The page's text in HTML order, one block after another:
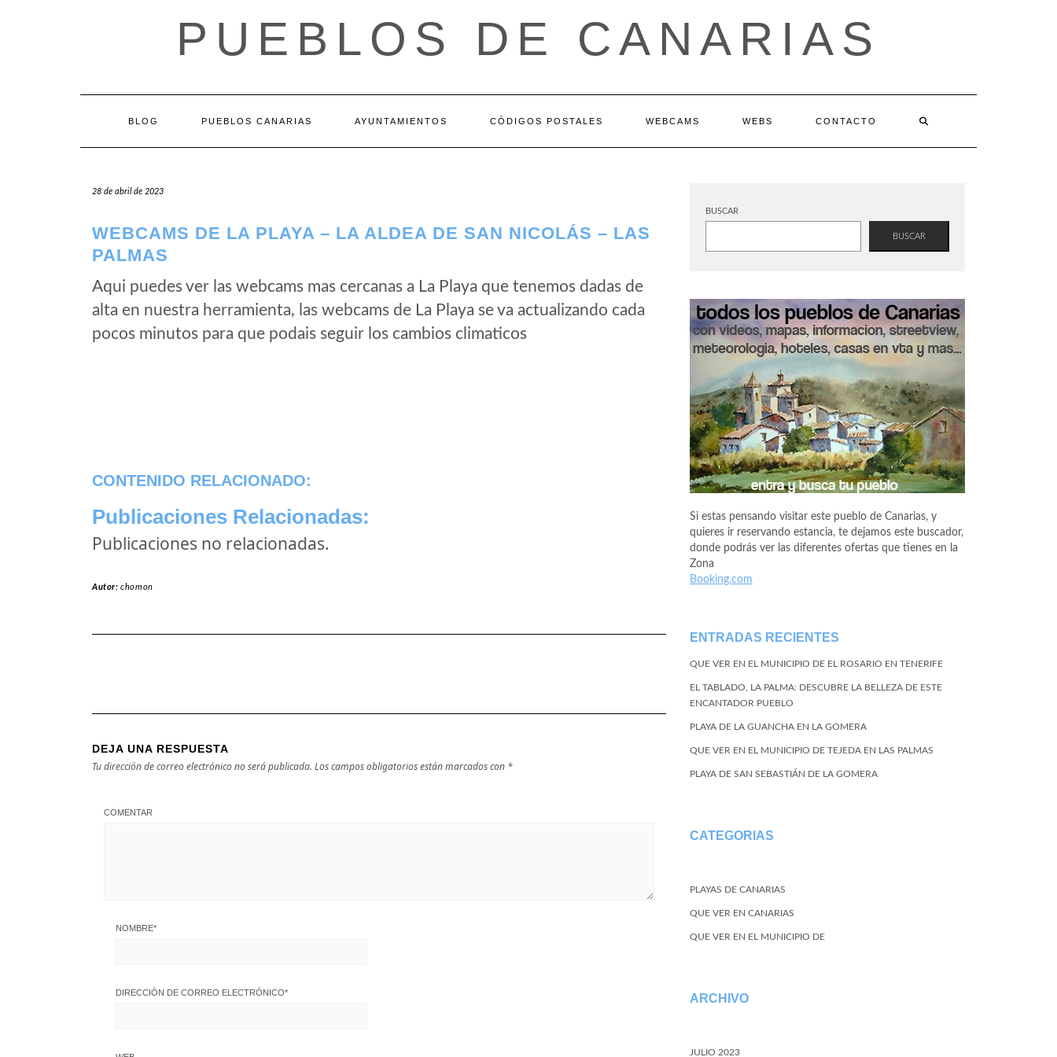
PUEBLOS DE CANARIAS
BLOG PUEBLOS CANARIAS AYUNTAMIENTOS CÓDIGOS POSTALES WEBCAMS WEBS CONTACTO
28 de abril de 2023
WEBCAMS DE LA PLAYA – LA ALDEA DE SAN NICOLÁS – LAS
PALMAS
Aqui puedes ver las webcams mas cercanas a La Playa que tenemos dadas de
alta en nuestra herramienta, las webcams de La Playa se va actualizando cada
pocos minutos para que podais seguir los cambios climaticos
CONTENIDO RELACIONADO:
Publicaciones Relacionadas:
Publicaciones no relacionadas.
Autor:chomon
DEJA UNA RESPUESTA
Tu dirección de correo electrónico no será publicada. Los campos obligatorios están marcados con *
COMENTAR
NOMBRE*
DIRECCIÓN DE CORREO ELECTRÓNICO*
BUSCAR
BUSCAR
Si estas pensando visitar este pueblo de Canarias, y
quieres ir reservando estancia, te dejamos este buscador,
donde podrás ver las diferentes ofertas que tienes en la
Zona
Booking.com
ENTRADAS RECIENTES
QUE VER EN EL MUNICIPIO DE EL ROSARIO EN TENERIFE
EL TABLADO, LA PALMA: DESCUBRE LA BELLEZA DE ESTE
ENCANTADOR PUEBLO
PLAYA DE LA GUANCHA EN LA GOMERA
QUE VER EN EL MUNICIPIO DE TEJEDA EN LAS PALMAS
PLAYA DE SAN SEBASTIÁN DE LA GOMERA
CATEGORIAS
PLAYAS DE CANARIAS
QUE VER EN CANARIAS
QUE VER EN EL MUNICIPIO DE
ARCHIVO
JULIO 2023